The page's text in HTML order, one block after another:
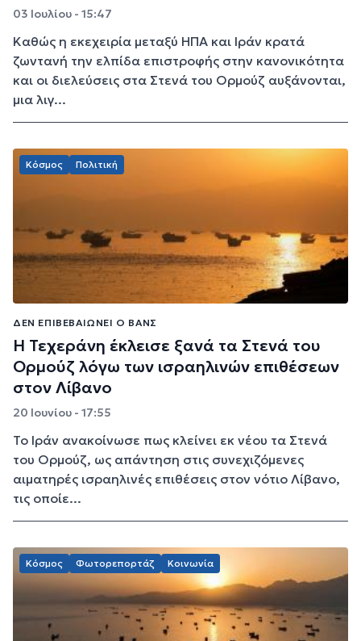
03 Ιουλίου - 15:47
Καθώς η εκεχειρία μεταξύ ΗΠΑ και Ιράν κρατά
ζωντανή την ελπίδα επιστροφής στην κανονικότητα
και οι διελεύσεις στα Στενά του Ορμούζ αυξάνονται,
μια λιγ...
Κόσμος Πολιτική
ΔΕΝ ΕΠΙΒΕΒΑΙΏΝΕΙ Ο ΒΑΝΣ
Η Τεχεράνη έκλεισε ξανά τα Στενά του
Ορμούζ λόγω των ισραηλινών επιθέσεων
στον Λίβανο
20 Ιουνίου - 17:55
Το Ιράν ανακοίνωσε πως κλείνει εκ νέου τα Στενά
του Ορμούζ, ως απάντηση στις συνεχιζόμενες
αιματηρές ισραηλινές επιθέσεις στον νότιο Λίβανο,
τις οποίε...
Κόσμος Φωτορεπορτάζ Κοινωνία